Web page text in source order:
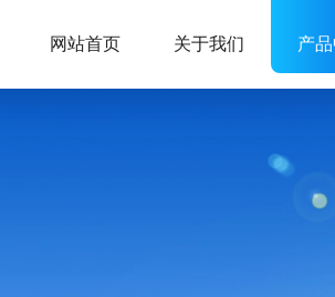
网站首页 关于我们 产